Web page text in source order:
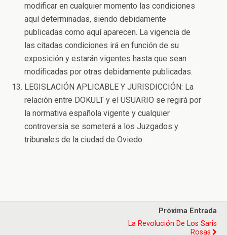
modificar en cualquier momento las condiciones
aquí determinadas, siendo debidamente
publicadas como aquí aparecen. La vigencia de
las citadas condiciones irá en función de su
exposición y estarán vigentes hasta que sean
modificadas por otras debidamente publicadas.
LEGISLACIÓN APLICABLE Y JURISDICCIÓN: La
relación entre DOKULT y el USUARIO se regirá por
la normativa española vigente y cualquier
controversia se someterá a los Juzgados y
tribunales de la ciudad de Oviedo.
Próxima Entrada
La Revolución De Los Saris
Rosas